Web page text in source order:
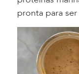
pronta para